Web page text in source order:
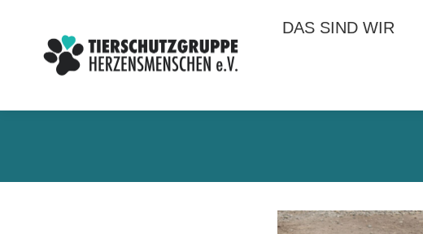
DAS SIND WIR
DAS SIND WIR